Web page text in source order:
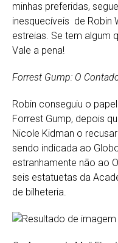
minhas preferidas,
inesquecíveis de Robin
estreias. Se tem algum
Vale a pena!
Forrest Gump: O
Robin conseguiu o
Forrest Gump, depois
Nicole Kidman o
sendo indicada ao
estranhamente não ao
seis estatuetas da
de bilheteria.